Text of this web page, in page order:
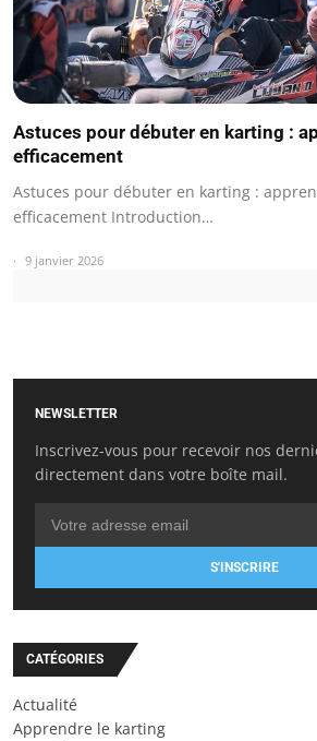
Astuces pour débuter en karting :
efficacement
Astuces pour débuter en karting :
efficacement Introduction…
9 janvier 2026
NEWSLETTER
Inscrivez-vous pour recevoir nos
directement dans votre boîte mail.
S'INSCRIRE
CATÉGORIES
Actualité
Apprendre le karting